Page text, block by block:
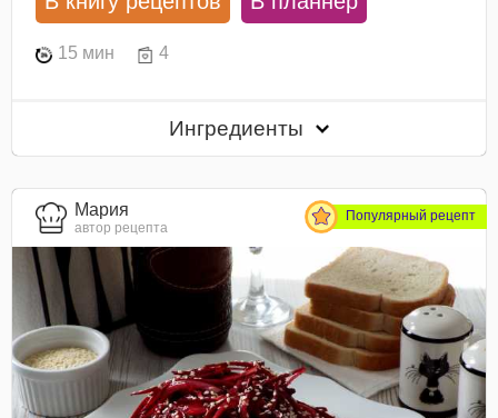
15 мин 4
Ингредиенты
Мария
автор рецепта
Популярный рецепт